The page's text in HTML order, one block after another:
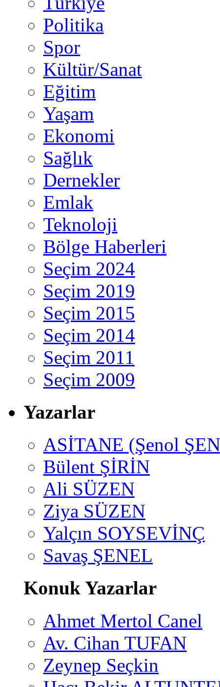
Politika
Spor
Kültür/Sanat
Eğitim
Yaşam
Ekonomi
Sağlık
Dernekler
Emlak
Teknoloji
Bölge Haberleri
Seçim 2024
Seçim 2019
Seçim 2015
Seçim 2014
Seçim 2011
Seçim 2009
Yazarlar
ASİTANE (Şenol
Bülent ŞİRİN
Ali SÜZEN
Ziya SÜZEN
Yalçın SOYSEVİNÇ
Savaş ŞENEL
Konuk Yazarlar
Ahmet Mertol Canel
Av. Cihan TUFAN
Zeynep Seçkin